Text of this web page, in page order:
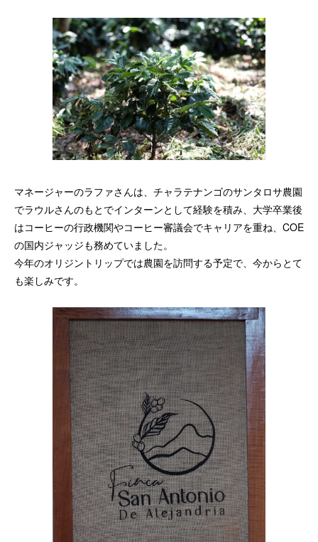
マネージャーのラファさんは、チャラテナンゴのサンタロサ農園
でラウルさんのもとでインターンとして経験を積み、大学卒業後
はコーヒーの行政機関やコーヒー審議会でキャリアを重ね、COE
の国内ジャッジも務めていました。
今年のオリジントリップでは農園を訪問する予定で、今からとて
も楽しみです。